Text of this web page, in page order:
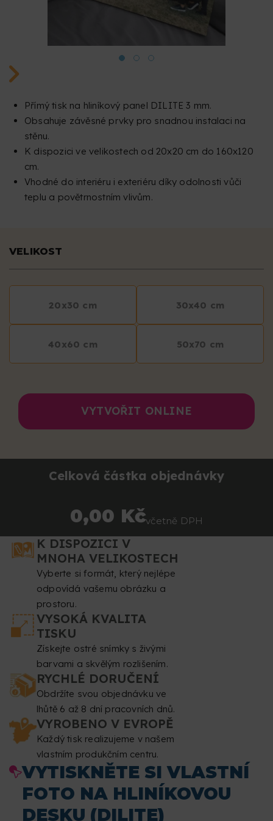
Přímý tisk na hliníkový panel DILITE 3 mm.
Obsahuje závěsné prvky pro snadnou instalaci na
stěnu.
K dispozici ve velikostech od 20x20 cm do 160x120
cm.
Vhodné do interiéru i exteriéru díky odolnosti vůči
teplu a povětrnostním vlivům.
VELIKOST
20x30 cm 30x40 cm
40x60 cm 50x70 cm
VYTVOŘIT ONLINE
Celková částka objednávky
0,00 Kčvčetně DPH
K DISPOZICI V
MNOHA VELIKOSTECH
Vyberte si formát, který nejlépe
odpovídá vašemu obrázku a
prostoru.
VYSOKÁ KVALITA
TISKU
Získejte ostré snímky s živými
barvami a skvělým rozlišením.
RYCHLÉ DORUČENÍ
Obdržíte svou objednávku ve
lhůtě 6 až 8 dní pracovních dnů.
VYROBENO V EVROPĚ
Každý tisk realizujeme v našem
vlastním produkčním centru.
VYTISKNĚTE SI VLASTNÍ
FOTO NA HLINÍKOVOU
DESKU (DILITE)